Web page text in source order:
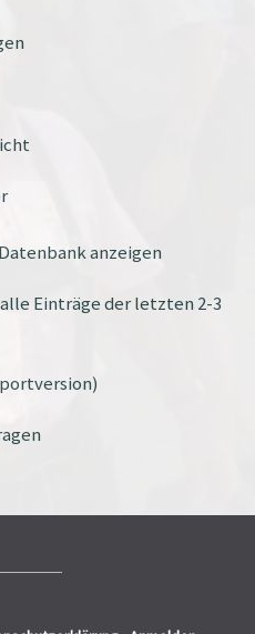
anzeigen
Einträge der letzten 2-3